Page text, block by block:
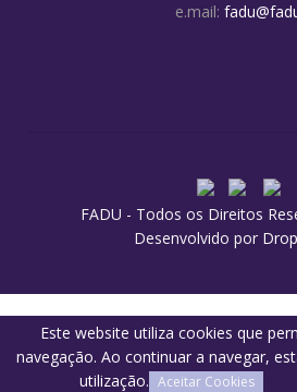
e.mail:
FADU - Todos os Direitos
Desenvolvido por
Este website utiliza cookies que
navegação. Ao continuar a navegar,
utilização. Aceitar Cookies